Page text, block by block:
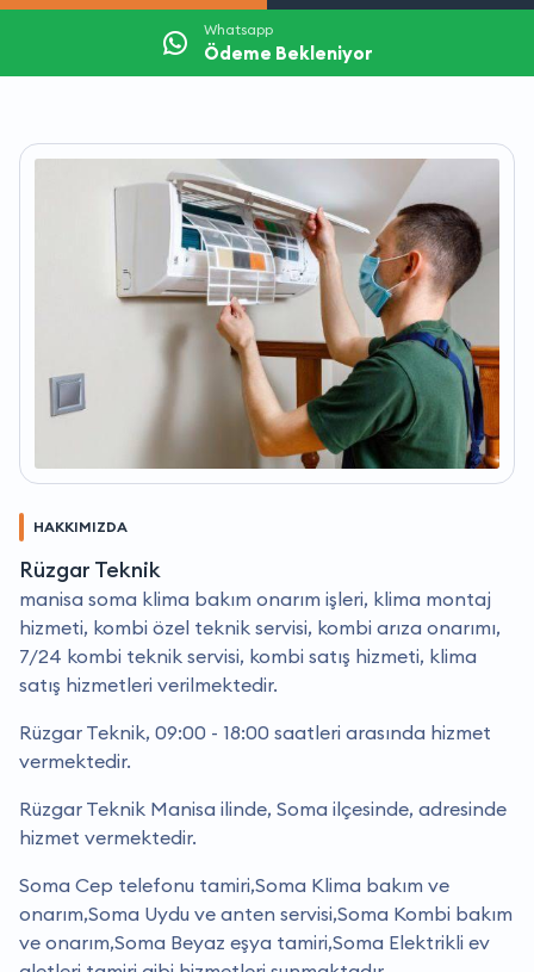
Whatsapp
Ödeme Bekleniyor
HAKKIMIZDA
Rüzgar Teknik
manisa soma klima bakım onarım işleri, klima montaj
hizmeti, kombi özel teknik servisi, kombi arıza onarımı,
7/24 kombi teknik servisi, kombi satış hizmeti, klima
satış hizmetleri verilmektedir.
Rüzgar Teknik, 09:00 - 18:00 saatleri arasında hizmet
vermektedir.
Rüzgar Teknik Manisa ilinde, Soma ilçesinde, adresinde
hizmet vermektedir.
Soma Cep telefonu tamiri,Soma Klima bakım ve
onarım,Soma Uydu ve anten servisi,Soma Kombi bakım
ve onarım,Soma Beyaz eşya tamiri,Soma Elektrikli ev